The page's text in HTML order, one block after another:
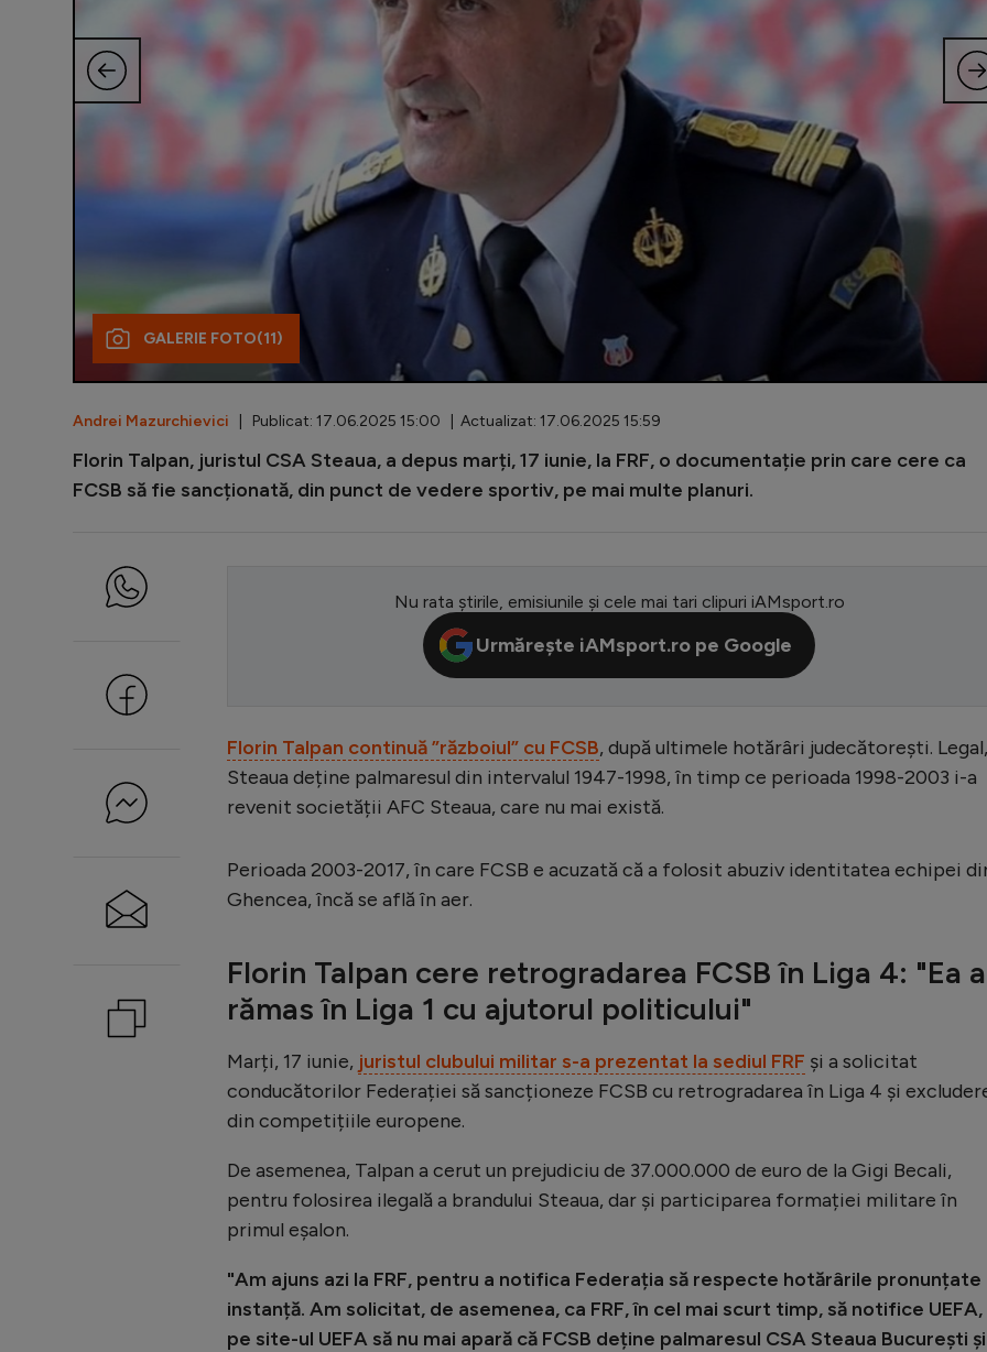
GALERIE FOTO(11)
Andrei Mazurchievici | Publicat: 17.06.2025 15:00 | Actualizat: 17.06.2025 15:59
Florin Talpan, juristul CSA Steaua, a depus marți, 17 iunie, la FRF, o documentație prin care cere ca
FCSB să fie sancționată, din punct de vedere sportiv, pe mai multe planuri.
Nu rata știrile, emisiunile și cele mai tari clipuri iAMsport.ro
Urmărește iAMsport.ro pe Google
Florin Talpan continuă ”războiul” cu FCSB, după ultimele hotărâri judecătorești. Legal,
Steaua deține palmaresul din intervalul 1947-1998, în timp ce perioada 1998-2003 i-a
revenit societății AFC Steaua, care nu mai există.
Perioada 2003-2017, în care FCSB e acuzată că a folosit abuziv identitatea echipei
Ghencea, încă se află în aer.
Florin Talpan cere retrogradarea FCSB în Liga 4: "Ea a
rămas în Liga 1 cu ajutorul politicului"
Marți, 17 iunie, juristul clubului militar s-a prezentat la sediul FRF și a solicitat
conducătorilor Federației să sancționeze FCSB cu retrogradarea în Liga 4 și
din competițiile europene.
De asemenea, Talpan a cerut un prejudiciu de 37.000.000 de euro de la Gigi Becali,
pentru folosirea ilegală a brandului Steaua, dar și participarea formației militare în
primul eșalon.
"Am ajuns azi la FRF, pentru a notifica Federația să respecte hotărârile pronunțate
instanță. Am solicitat, de asemenea, ca FRF, în cel mai scurt timp, să notifice UEFA,
pe site-ul UEFA să nu mai apară că FCSB deține palmaresul CSA Steaua București